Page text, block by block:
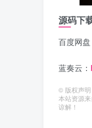
源码下
百度网盘
蓝奏云：
© 版权声明
本站资源
谅解！